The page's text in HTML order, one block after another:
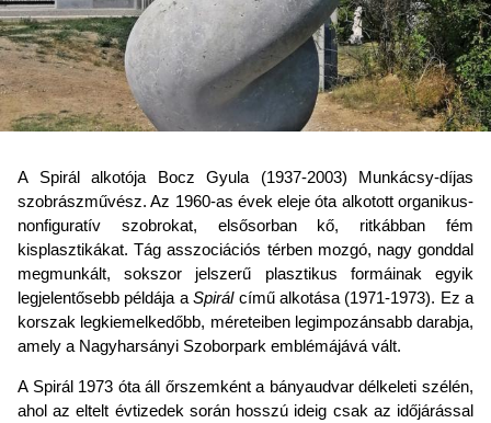
A Spirál alkotója Bocz Gyula (1937-2003) Munkácsy-díjas
szobrászművész. Az 1960-as évek eleje óta alkotott organikus-
nonfiguratív szobrokat, elsősorban kő, ritkábban fém
kisplasztikákat. Tág asszociációs térben mozgó, nagy gonddal
megmunkált, sokszor jelszerű plasztikus formáinak egyik
legjelentősebb példája aSpirálcímű alkotása (1971-1973). Ez a
korszak legkiemelkedőbb, méreteiben legimpozánsabb darabja,
amely a Nagyharsányi Szoborpark emblémájává vált.
A Spirál 1973 óta áll őrszemként a bányaudvar délkeleti szélén,
ahol az eltelt évtizedek során hosszú ideig csak az időjárással